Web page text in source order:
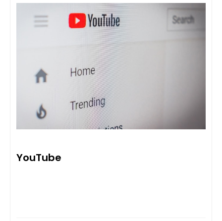
YouTube